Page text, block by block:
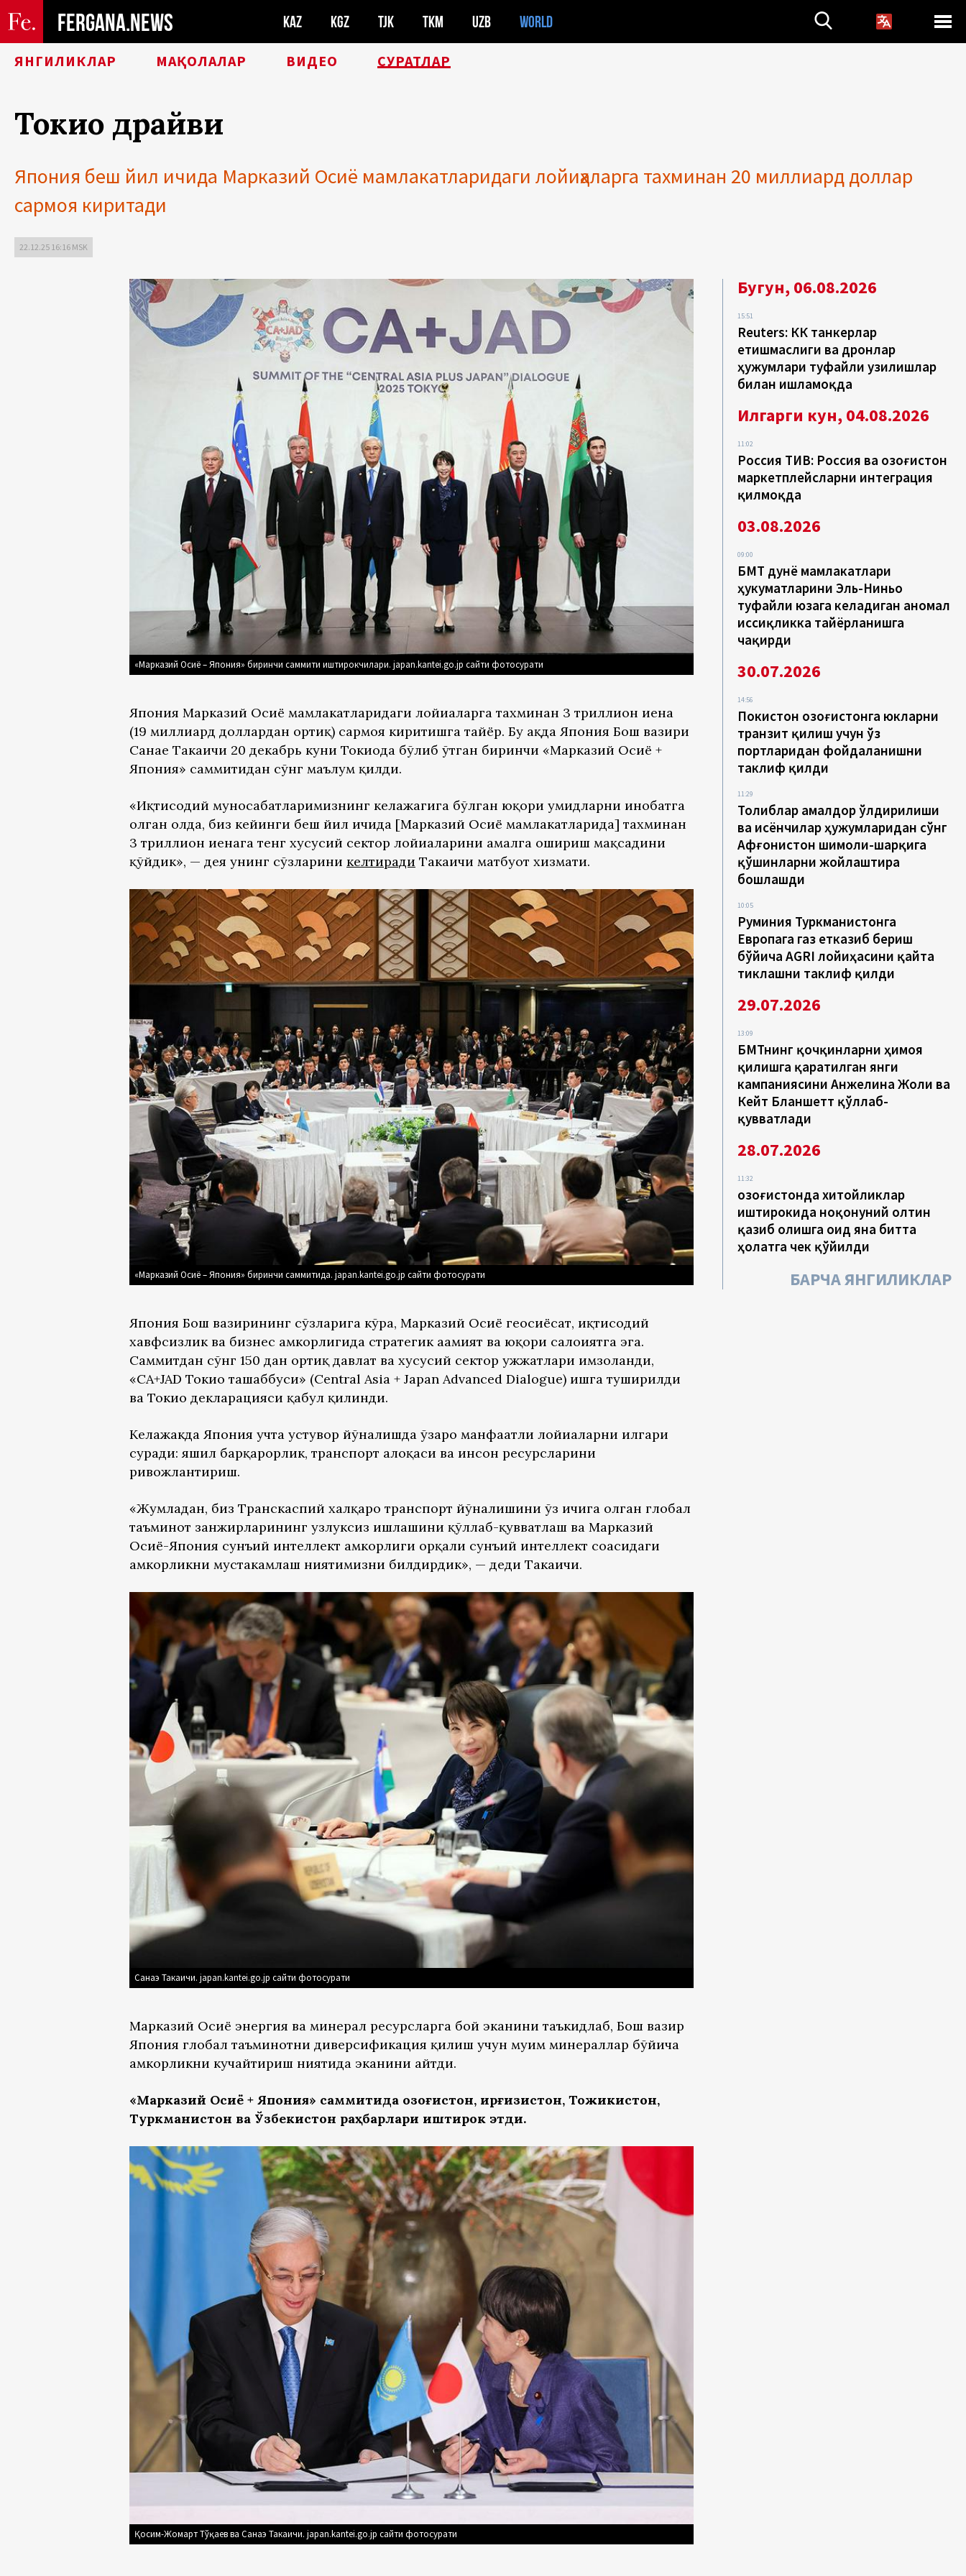
FERGANA.NEWS KAZ KGZ TJK TKM UZB WORLD
ЯНГИЛИКЛАР МАҚОЛАЛАР ВИДЕО СУРАТЛАР
Токио драйви
Япония беш йил ичида Марказий Осиё мамлакатларидаги лойиҳаларга тахминан 20 миллиард доллар
сармоя киритади
22.12.25 16:16 MSK
«Марказий Осиё – Япония» биринчи саммити иштирокчилари. japan.kantei.go.jp сайти фотосурати
Япония Марказий Осиё мамлакатларидаги лойиҳаларга тахминан 3 триллион иена
(19 миллиард доллардан ортиқ) сармоя киритишга тайёр. Бу ҳақда Япония Бош вазири
Санае Такаичи 20 декабрь куни Токиода бўлиб ўтган биринчи «Марказий Осиё +
Япония» саммитидан сўнг маълум қилди.
«Иқтисодий муносабатларимизнинг келажагига бўлган юқори умидларни инобатга
олган ҳолда, биз кейинги беш йил ичида [Марказий Осиё мамлакатларида] тахминан
3 триллион иенага тенг хусусий сектор лойиҳаларини амалга ошириш мақсадини
қўйдик», — дея унинг сўзларини келтиради Такаичи матбуот хизмати.
«Марказий Осиё – Япония» биринчи саммитида. japan.kantei.go.jp сайти фотосурати
Япония Бош вазирининг сўзларига кўра, Марказий Осиё геосиёсат, иқтисодий
хавфсизлик ва бизнес ҳамкорлигида стратегик аҳамият ва юқори салоҳиятга эга.
Саммитдан сўнг 150 дан ортиқ давлат ва хусусий сектор ҳужжатлари имзоланди,
«CA+JAD Токио ташаббуси» (Central Asia + Japan Advanced Dialogue) ишга туширилди
ва Токио декларацияси қабул қилинди.
Келажакда Япония учта устувор йўналишда ўзаро манфаатли лойиҳаларни илгари
суради: яшил барқарорлик, транспорт алоқаси ва инсон ресурсларини
ривожлантириш.
«Жумладан, биз Транскаспий халқаро транспорт йўналишини ўз ичига олган глобал
таъминот занжирларининг узлуксиз ишлашини қўллаб-қувватлаш ва Марказий
Осиё-Япония сунъий интеллект ҳамкорлиги орқали сунъий интеллект соҳасидаги
ҳамкорликни мустаҳкамлаш ниятимизни билдирдик», — деди Такаичи.
Санаэ Такаичи. japan.kantei.go.jp сайти фотосурати
Марказий Осиё энергия ва минерал ресурсларга бой эканини таъкидлаб, Бош вазир
Япония глобал таъминотни диверсификация қилиш учун муҳим минераллар бўйича
ҳамкорликни кучайтириш ниятида эканини айтди.
«Марказий Осиё + Япония» саммитида Қозоғистон, Қирғизистон, Тожикистон,
Туркманистон ва Ўзбекистон раҳбарлари иштирок этди.
Қосим-Жомарт Тўқаев ва Санаэ Такаичи. japan.kantei.go.jp сайти фотосурати
Бугун, 06.08.2026
15:51
Reuters: КҚК танкерлар
етишмаслиги ва дронлар
ҳужумлари туфайли узилишлар
билан ишламоқда
Илгарги кун, 04.08.2026
11:02
Россия ТИВ: Россия ва Қозоғистон
маркетплейсларни интеграция
қилмоқда
03.08.2026
09:00
БМТ дунё мамлакатлари
ҳукуматларини Эль-Ниньо
туфайли юзага келадиган аномал
иссиқликка тайёрланишга
чақирди
30.07.2026
14:56
Покистон Қозоғистонга юкларни
транзит қилиш учун ўз
портларидан фойдаланишни
таклиф қилди
11:29
Толиблар амалдор ўлдирилиши
ва исёнчилар ҳужумларидан сўнг
Афғонистон шимоли-шарқига
қўшинларни жойлаштира
бошлашди
10:05
Руминия Туркманистонга
Европага газ етказиб бериш
бўйича AGRI лойиҳасини қайта
тиклашни таклиф қилди
29.07.2026
13:09
БМТнинг қочқинларни ҳимоя
қилишга қаратилган янги
кампаниясини Анжелина Жоли ва
Кейт Бланшетт қўллаб-
қувватлади
28.07.2026
11:32
Қозоғистонда хитойликлар
иштирокида ноқонуний олтин
қазиб олишга оид яна битта
ҳолатга чек қўйилди
БАРЧА ЯНГИЛИКЛАР